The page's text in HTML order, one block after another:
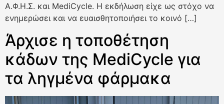
Α.Φ.Η.Σ. και MediCycle. Η εκδήλωση είχε ως στόχο να
ενημερώσει και να ευαισθητοποιήσει το κοινό […]
Άρχισε η τοποθέτηση
κάδων της MediCycle για
τα ληγμένα φάρμακα